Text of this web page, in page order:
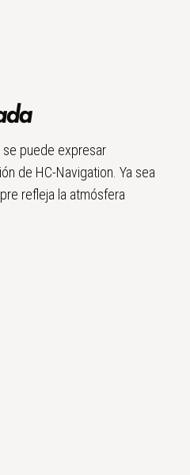
se puede expresar
de HC-Navigation. Ya sea
refleja la atmósfera